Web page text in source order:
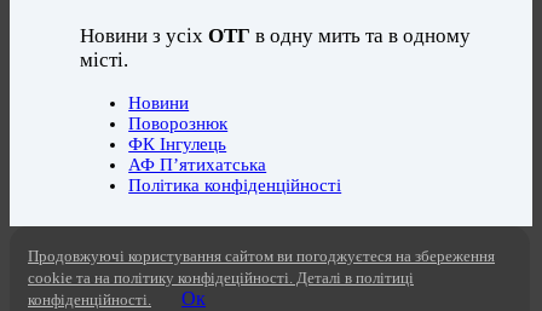
Новини з усіхОТГ в одну мить та в одному
місті.
Новини
Поворознюк
ФК Інгулець
АФ П’ятихатська
Політика конфіденційності
Продовжуючі користування сайтом ви погоджуєтеся на збереження
cookie та на політику конфідеційності. Деталі в політиці
конфіденційності.
Ок